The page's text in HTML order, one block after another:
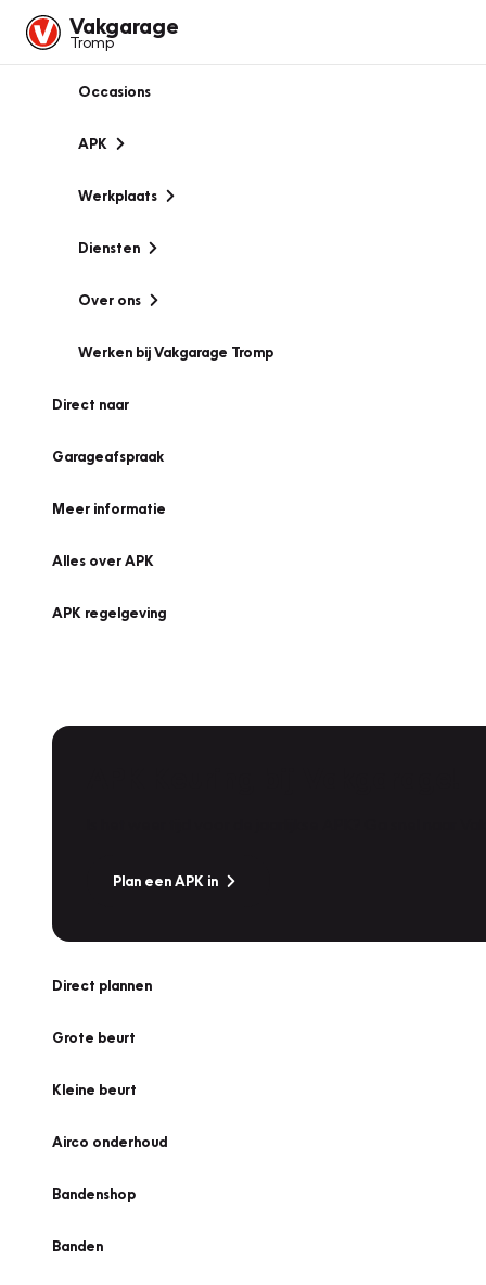
Vakgarage
Tromp
Occasions
APK
Werkplaats
Diensten
Over ons
Werken bij Vakgarage Tromp
Direct naar
Garageafspraak
Meer informatie
Alles over APK
APK regelgeving
Plan een APK in
Direct plannen
Grote beurt
Kleine beurt
Airco onderhoud
Bandenshop
Banden